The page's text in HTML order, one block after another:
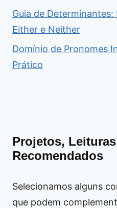
Guia de Determinantes:
Either e Neither
Domínio de Pronomes
Prático
Projetos,
Recomendados
Selecionamos alguns
que podem